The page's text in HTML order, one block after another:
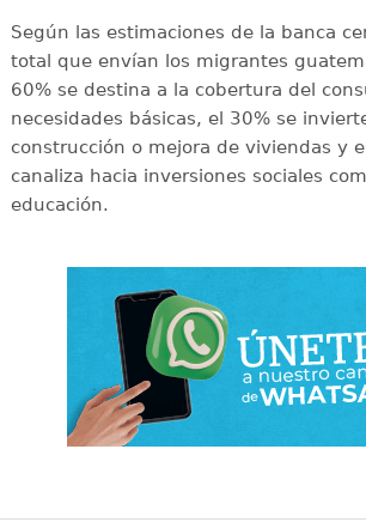
Según las estimaciones de la banca
total que envían los migrantes
60% se destina a la cobertura del
necesidades básicas, el 30% se
construcción o mejora de viviendas y
canaliza hacia inversiones sociales
educación.